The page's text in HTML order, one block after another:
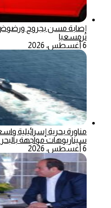
إصابة مسن بجروح ورضوض
ترمسعيا
6 أغسطس، 2026
مناورة بحرية إسرائيلية
سيناريوهات مواجهة بالبحر
6 أغسطس، 2026